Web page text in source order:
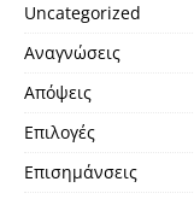
Uncategorized
Αναγνώσεις
Απόψεις
Επιλογές
Επισημάνσεις